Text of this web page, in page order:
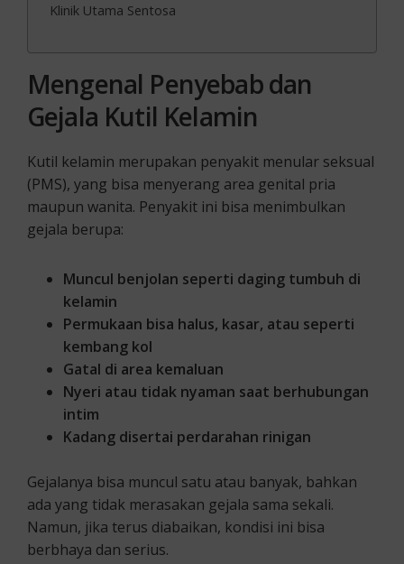
Klinik Utama Sentosa
Mengenal Penyebab dan
Gejala Kutil Kelamin
Kutil kelamin merupakan penyakit menular seksual
(PMS), yang bisa menyerang area genital pria
maupun wanita. Penyakit ini bisa menimbulkan
gejala berupa:
Muncul benjolan seperti daging tumbuh di
kelamin
Permukaan bisa halus, kasar, atau seperti
kembang kol
Gatal di area kemaluan
Nyeri atau tidak nyaman saat berhubungan
intim
Kadang disertai perdarahan rinigan
Gejalanya bisa muncul satu atau banyak, bahkan
ada yang tidak merasakan gejala sama sekali.
Namun, jika terus diabaikan, kondisi ini bisa
berbhaya dan serius.